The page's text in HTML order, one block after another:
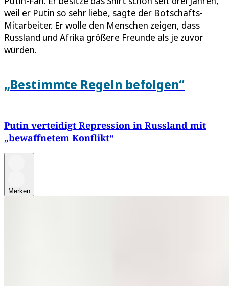
weil er Putin so sehr liebe, sagte der Botschafts-
Mitarbeiter. Er wolle den Menschen zeigen, dass
Russland und Afrika größere Freunde als je zuvor
würden.
„Bestimmte Regeln befolgen“
Putin verteidigt Repression in Russland mit
„bewaffnetem Konflikt“
Merken